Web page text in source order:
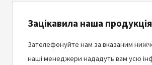
Зацікавила наша
Зателефонуйте нам за вказаним
наші менеджери нададуть вам усю